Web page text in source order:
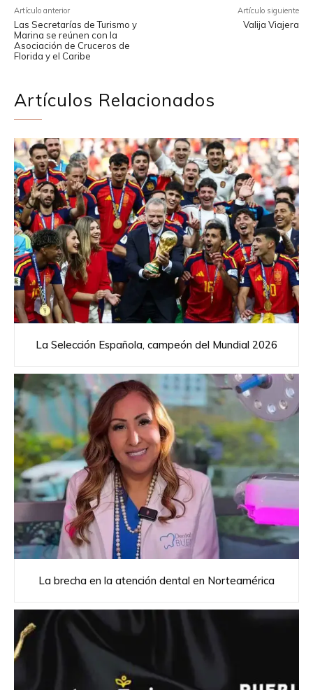
Artículo anterior
Las Secretarías de Turismo y
Marina se reúnen con la
Asociación de Cruceros de
Florida y el Caribe
Artículo siguiente
Valija Viajera
Artículos Relacionados
La Selección Española, campeón del Mundial 2026
La brecha en la atención dental en Norteamérica